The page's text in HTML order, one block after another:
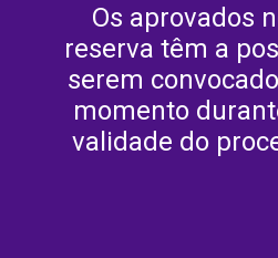
Os aprovados
reserva têm a
serem
momento
validade do